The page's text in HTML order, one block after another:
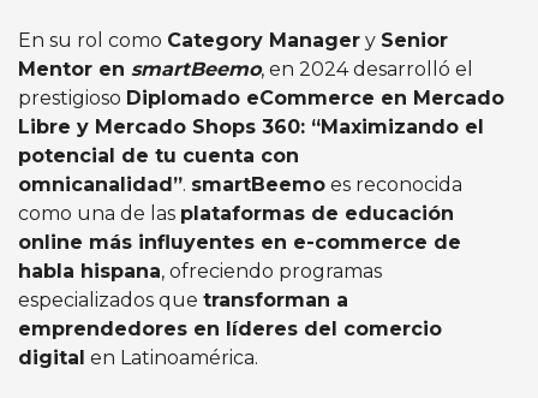
En su rol como Category Manager y Senior
Mentor en smartBeemo, en 2024 desarrolló el
prestigioso Diplomado eCommerce en Mercado
Libre y Mercado Shops 360: “Maximizando el
potencial de tu cuenta con
omnicanalidad”. smartBeemo es reconocida
como una de las plataformas de educación
online más influyentes en e-commerce de
habla hispana, ofreciendo programas
especializados que transforman a
emprendedores en líderes del comercio
digital en Latinoamérica.